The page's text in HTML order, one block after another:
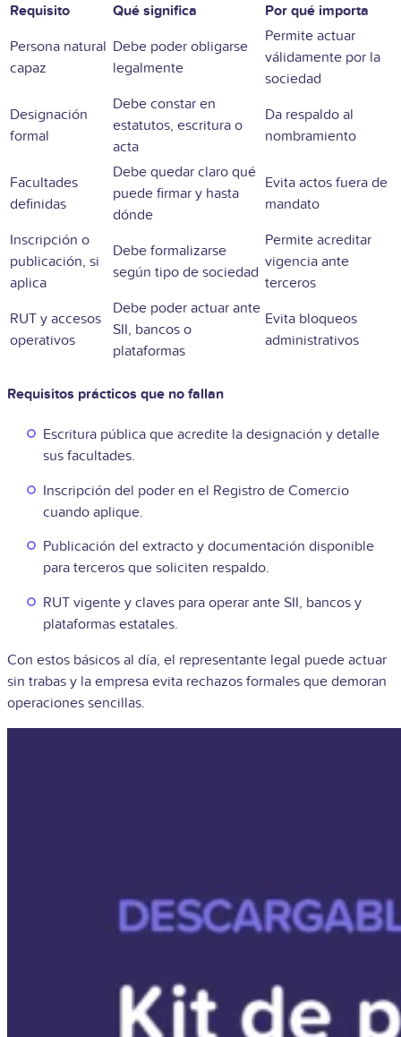
Requisito Qué significa
Por qué importa
Persona natural
capaz
Debe poder obligarse
legalmente
Permite actuar
válidamente por la
sociedad
Designación
formal
Debe constar en
estatutos, escritura o
acta
Da respaldo al
nombramiento
Facultades
definidas
Debe quedar claro qué
puede firmar y hasta
dónde
Evita actos fuera de
mandato
Inscripción o
publicación, si
aplica
Debe formalizarse
según tipo de sociedad
Permite acreditar
vigencia ante
terceros
RUT y accesos
operativos
Debe poder actuar ante
SII, bancos o
plataformas
Evita bloqueos
administrativos
Requisitos prácticos que no fallan
Escritura pública que acredite la designación y detalle
sus facultades.
Inscripción del poder en el Registro de Comercio
cuando aplique.
Publicación del extracto y documentación disponible
para terceros que soliciten respaldo.
RUT vigente y claves para operar ante SII, bancos y
plataformas estatales.
Con estos básicos al día, el representante legal puede actuar
sin trabas y la empresa evita rechazos formales que demoran
operaciones sencillas.